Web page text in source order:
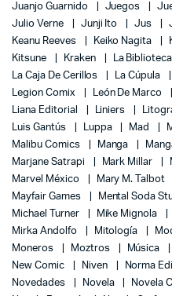
Juanjo Guarnido
Juegos
Julio Verne
Junji Ito Jus
Keanu Reeves
Keiko Nagita
Kitsune
Kraken
La
La Caja De Cerillos
La Cúpula
Legion Comix
León De Marco
Liana Editorial
Liniers
Luis Gantús
Luppa Mad
Malibu Comics
Manga
Marjane Satrapi
Mark Millar
Marvel México
Mary M. Talbot
Mayfair Games
Mental Soda
Michael Turner
Mike Mignola
Mirka Andolfo
Mitología
Moneros
Moztros Música
New Comic
Niven Norma
Novedades
Novela
Novela